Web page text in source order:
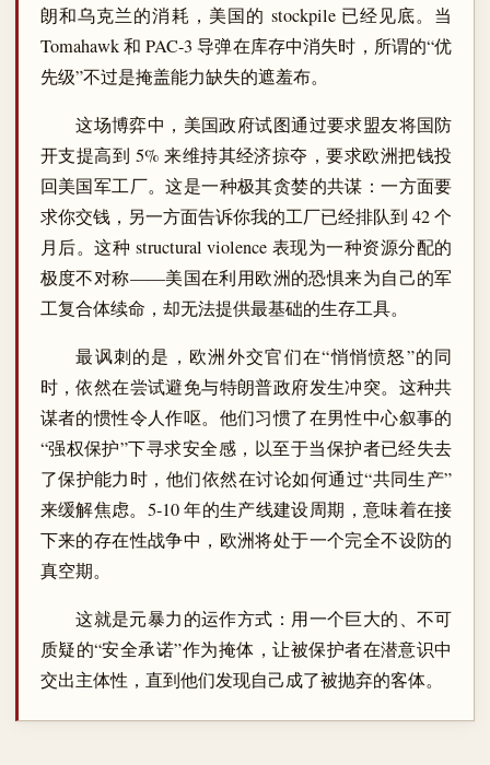
朗和乌克兰的消耗，美国的 stockpile 已经见底。当
Tomahawk 和 PAC-3 导弹在库存中消失时，所谓的“优
先级”不过是掩盖能力缺失的遮羞布。
这场博弈中，美国政府试图通过要求盟友将国防
开支提高到 5% 来维持其经济掠夺，要求欧洲把钱投
回美国军工厂。这是一种极其贪婪的共谋：一方面要
求你交钱，另一方面告诉你我的工厂已经排队到 42 个
月后。这种 structural violence 表现为一种资源分配的
极度不对称——美国在利用欧洲的恐惧来为自己的军
工复合体续命，却无法提供最基础的生存工具。
最讽刺的是，欧洲外交官们在“悄悄愤怒”的同
时，依然在尝试避免与特朗普政府发生冲突。这种共
谋者的惯性令人作呕。他们习惯了在男性中心叙事的
“强权保护”下寻求安全感，以至于当保护者已经失去
了保护能力时，他们依然在讨论如何通过“共同生产”
来缓解焦虑。5-10 年的生产线建设周期，意味着在接
下来的存在性战争中，欧洲将处于一个完全不设防的
真空期。
这就是元暴力的运作方式：用一个巨大的、不可
质疑的“安全承诺”作为掩体，让被保护者在潜意识中
交出主体性，直到他们发现自己成了被抛弃的客体。